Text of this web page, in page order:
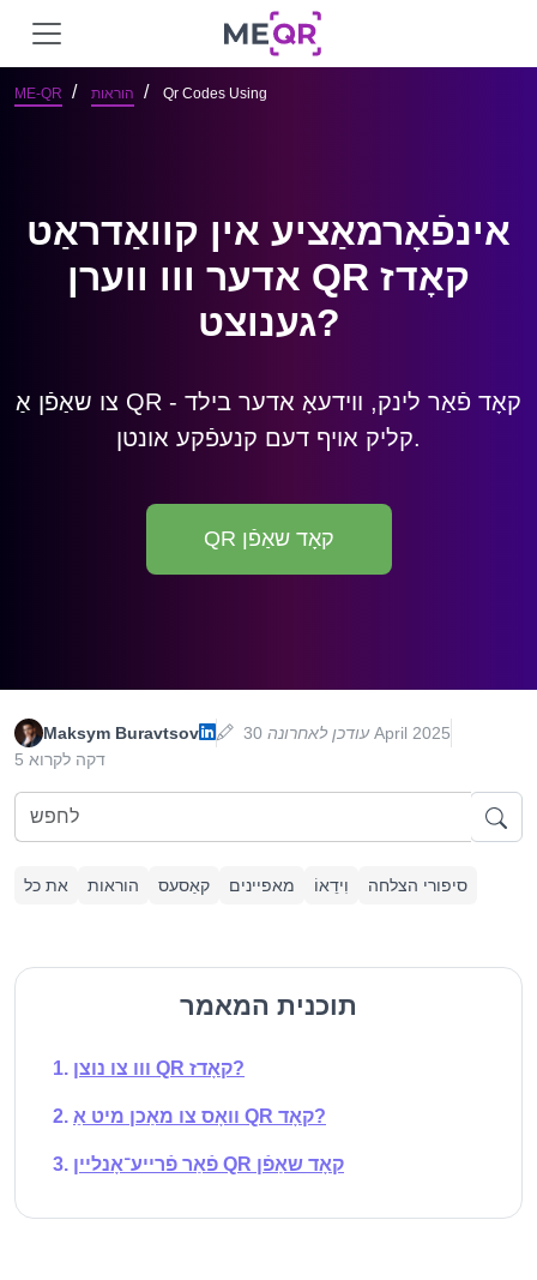
ME-QR הוראות Qr Codes Using
אינפֿאָרמאַציע אין קוואַדראַט
אדער ווו ווערן QR קאָדז
גענוצט?
צו שאַפֿן אַ QR קאָד פֿאַר לינק, ווידעאָ אדער בילד -
קליק אויף דעם קנעפֿקע אונטן.
QR קאָד שאַפֿן
Maksym Buravtsov עודכן לאחרונה30 April 2025
5 דקה לקרוא
את כל הוראות קאַסעס מאפיינים וִידֵאוֹ סיפורי הצלחה
תוכנית המאמר
ווו צו נוצן QR קאָדז?
וואָס צו מאַכן מיט אַ QR קאָד?
פֿאַר פֿרייע־אָנליין QR קאָד שאַפֿן